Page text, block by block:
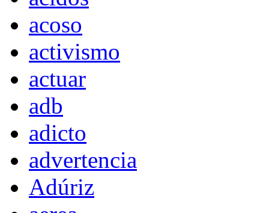
acoso
activismo
actuar
adb
adicto
advertencia
Adúriz